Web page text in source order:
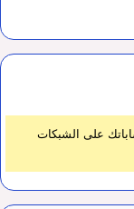
على الشبكات